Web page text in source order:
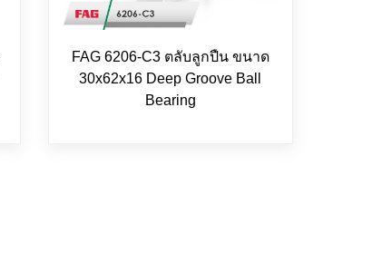
FAG 6206-C3 ตลับลูกปืน ขนาด
30x62x16 Deep Groove Ball
Bearing